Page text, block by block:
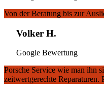
Von der Beratung bis zur
Volker H.
Google Bewertung
Porsche Service wie man ihn
zeitwertgerechte Reparaturen.